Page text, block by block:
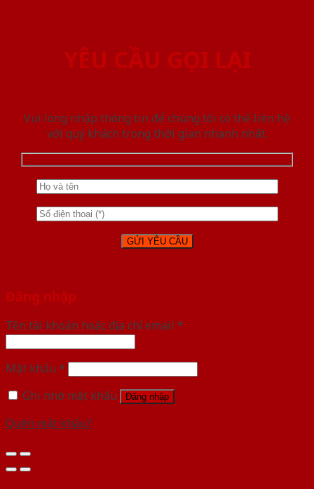
YÊU CẦU GỌI LẠI
Vui lòng nhập thông tin để chúng tôi có thể liên hệ
với quý khách trong thời gian nhanh nhất.
Đăng nhập
Tên tài khoản hoặc địa chỉ email *
Mật khẩu *
Ghi nhớ mật khẩu
Đăng nhập
Quên mật khẩu?